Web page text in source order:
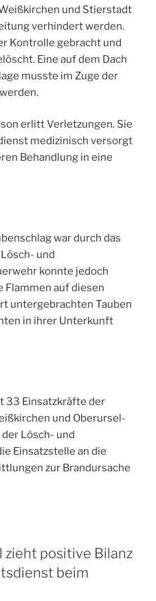
und Stierstadt
verhindert werden.
Kontrolle gebracht und
Eine auf dem Dach
musste im Zuge der
erlitt Verletzungen. Sie
medizinisch versorgt
Behandlung in eine
war durch das
und
konnte jedoch
Flammen auf diesen
untergebrachten Tauben
in ihrer Unterkunft
33 Einsatzkräfte der
und Oberursel-
Lösch- und
Einsatzstelle an die
zur Brandursache
zieht positive Bilanz
beim